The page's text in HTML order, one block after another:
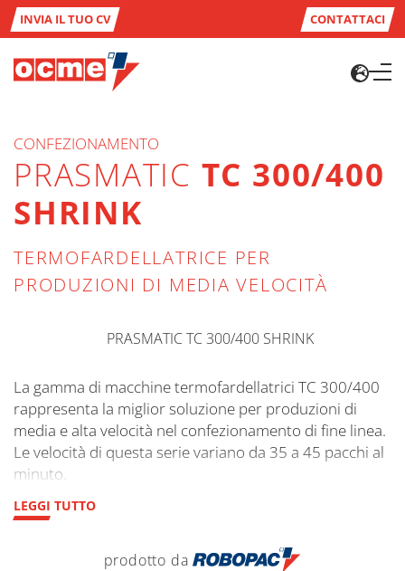
INVIA IL TUO CV CONTATTACI
CONFEZIONAMENTO
PRASMATIC TC 300/400
SHRINK
TERMOFARDELLATRICE PER
PRODUZIONI DI MEDIA VELOCITÀ
La gamma di macchine termofardellatrici TC 300/400
rappresenta la miglior soluzione per produzioni di
media e alta velocità nel confezionamento di fine linea.
Le velocità di questa serie variano da 35 a 45 pacchi al
minuto.
LEGGI TUTTO
prodotto da